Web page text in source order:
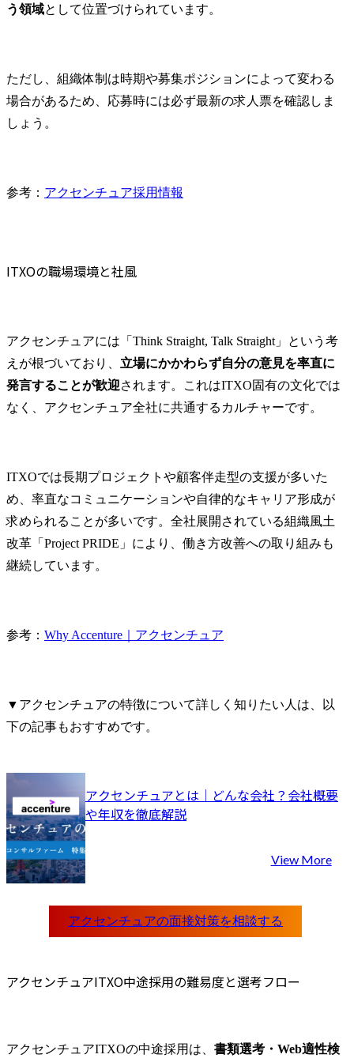
う領域として位置づけられています。
ただし、組織体制は時期や募集ポジションによって変わる
場合があるため、応募時には必ず最新の求人票を確認しま
しょう。
参考： アクセンチュア採用情報
ITXOの職場環境と社風
アクセンチュアには「Think Straight, Talk Straight」という考
えが根づいており、 立場にかかわらず自分の意見を率直に
発言することが歓迎されます。これはITXO固有の文化では
なく、アクセンチュア全社に共通するカルチャーです。
ITXOでは長期プロジェクトや顧客伴走型の支援が多いた
め、率直なコミュニケーションや自律的なキャリア形成が
求められることが多いです。全社展開されている組織風土
改革「Project PRIDE」により、働き方改善への取り組みも
継続しています。
参考： Why Accenture｜アクセンチュア
▼アクセンチュアの特徴について詳しく知りたい人は、以
下の記事もおすすめです。
アクセンチュアとは｜どんな会社？会社概要
や年収を徹底解説
View More
アクセンチュアITXO中途採用の難易度と選考フロー
アクセンチュアITXOの中途採用は、 書類選考・Web適性検